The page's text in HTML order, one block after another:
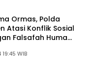
Ormas, Polda
Atasi Konflik Sosial
Falsafah Huma
WIB